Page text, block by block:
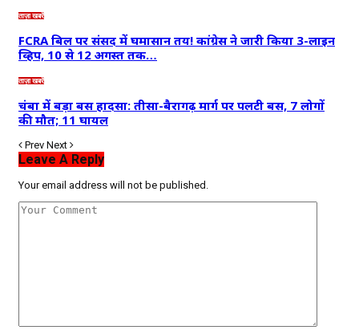
ताज़ा खबरें
FCRA बिल पर संसद में घमासान तय! कांग्रेस ने जारी किया 3-लाइन
व्हिप, 10 से 12 अगस्त तक…
ताज़ा खबरें
चंबा में बड़ा बस हादसा: तीसा-बैरागढ़ मार्ग पर पलटी बस, 7 लोगों
की मौत; 11 घायल
Prev Next
Leave A Reply
Your email address will not be published.